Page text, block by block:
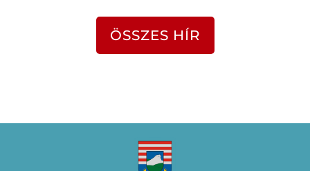
ÖSSZES HÍR